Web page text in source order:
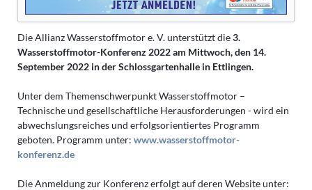
Die Allianz Wasserstoffmotor e. V. unterstützt die3.
Wasserstoffmotor-Konferenz 2022am Mittwoch, den 14.
September 2022 in der Schlossgartenhalle in Ettlingen.
Unter dem Themenschwerpunkt Wasserstoffmotor –
Technische und gesellschaftliche Herausforderungen - wird ein
abwechslungsreiches und erfolgsorientiertes Programm
geboten. Programm unter: www.wasserstoffmotor-
konferenz.de
Die Anmeldung zur Konferenz erfolgt auf deren Website unter: